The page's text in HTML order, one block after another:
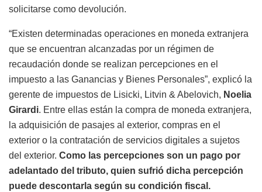
solicitarse como devolución.
“Existen determinadas operaciones en moneda extranjera
que se encuentran alcanzadas por un régimen de
recaudación donde se realizan percepciones en el
impuesto a las Ganancias y Bienes Personales”, explicó la
gerente de impuestos de Lisicki, Litvin & Abelovich, Noelia
Girardi. Entre ellas están la compra de moneda extranjera,
la adquisición de pasajes al exterior, compras en el
exterior o la contratación de servicios digitales a sujetos
del exterior. Como las percepciones son un pago por
adelantado del tributo, quien sufrió dicha percepción
puede descontarla según su condición fiscal.